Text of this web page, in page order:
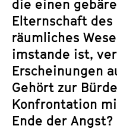
die einen
Elternschaft des
räumliches
imstande ist,
Erscheinungen
Gehört zur
Konfrontation
Ende der Angst?